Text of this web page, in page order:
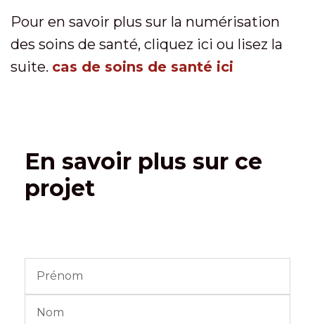
Pour en savoir plus sur la numérisation
des soins de santé, cliquez ici ou lisez la
suite. cas de soins de santé ici
En savoir plus sur ce
projet